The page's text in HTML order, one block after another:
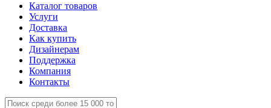
Каталог товаров
Услуги
Доставка
Как купить
Дизайнерам
Поддержка
Компания
Контакты